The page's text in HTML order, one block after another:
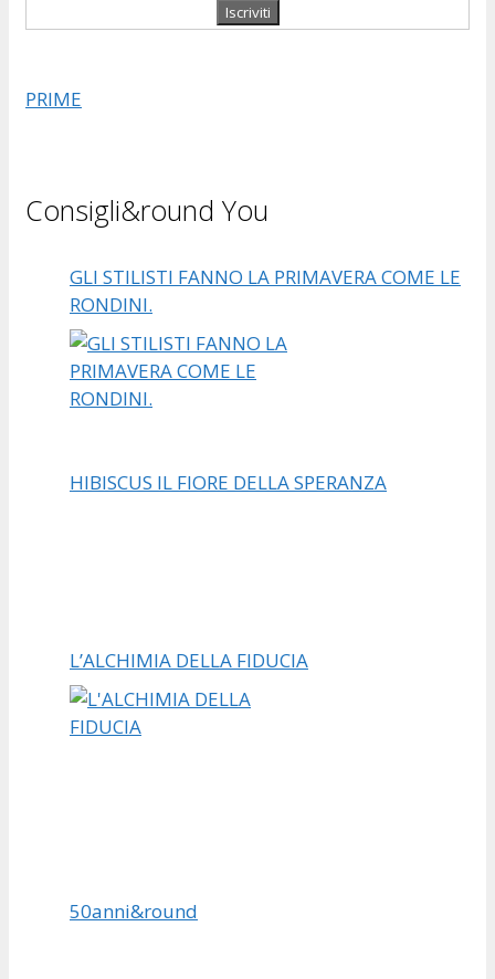
PRIME
Consigli&round You
GLI STILISTI FANNO LA PRIMAVERA COME LE
RONDINI.
HIBISCUS IL FIORE DELLA SPERANZA
L’ALCHIMIA DELLA FIDUCIA
50anni&round